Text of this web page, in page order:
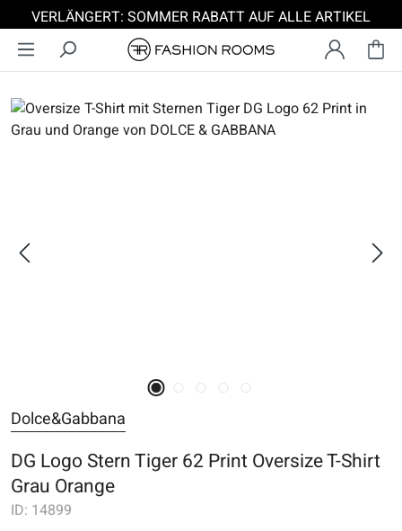
Zum Hauptinhalt springen
VERLÄNGERT: SOMMER RABATT AUF ALLE ARTIKEL
Bildergalerie überspringen
Dolce&Gabbana
DG Logo Stern Tiger 62 Print Oversize T-Shirt
Grau Orange
ID: 14899